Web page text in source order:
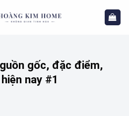
gốc, đặc điểm,
nay #1